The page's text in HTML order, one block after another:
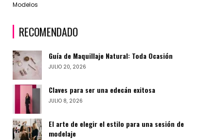
Modelos
RECOMENDADO
Guía de Maquillaje Natural: Toda Ocasión
JULIO 20, 2026
Claves para ser una edecán exitosa
JULIO 8, 2026
El arte de elegir el estilo para una sesión de
modelaje